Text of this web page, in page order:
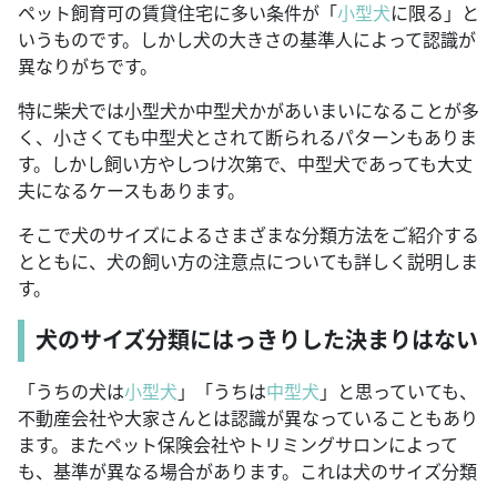
ペット飼育可の賃貸住宅に多い条件が「小型犬に限る」と
いうものです。しかし犬の大きさの基準人によって認識が
異なりがちです。
特に柴犬では小型犬か中型犬かがあいまいになることが多
く、小さくても中型犬とされて断られるパターンもありま
す。しかし飼い方やしつけ次第で、中型犬であっても大丈
夫になるケースもあります。
そこで犬のサイズによるさまざまな分類方法をご紹介する
とともに、犬の飼い方の注意点についても詳しく説明しま
す。
犬のサイズ分類にはっきりした決まりはない
「うちの犬は小型犬 」「うちは中型犬 」と思っていても、
不動産会社や大家さんとは認識が異なっていることもあり
ます。またペット保険会社やトリミングサロンによって
も、基準が異なる場合があります。これは犬のサイズ分類